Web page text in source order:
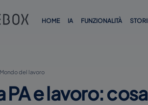
HOME IA FUNZIONALITÀ
Mondo del lavoro
PA e lavoro: